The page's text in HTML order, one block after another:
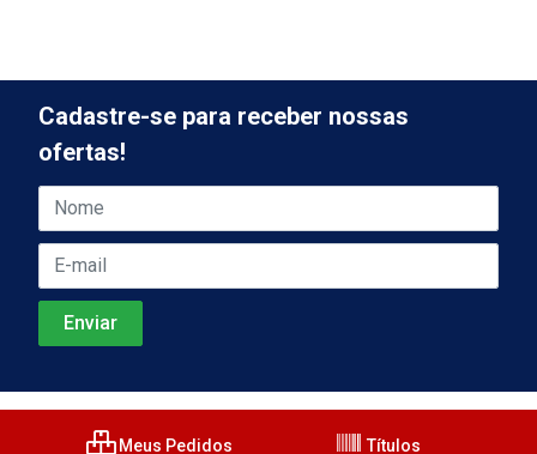
Cadastre-se para receber nossas
ofertas!
Meus Pedidos Títulos